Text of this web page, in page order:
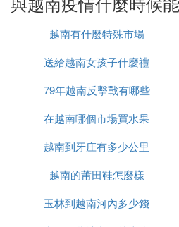
旅客需要進行病毒檢測，同時
措施。這些限制是為了控制
同時也是對旅客及當地居民
1 可能需要隔離。
從海外入境的人員有隔離要
根據越南政府的規定，從河
但具體情況可能還需要根據
化而定。
3 如果你計劃前往越南，需要
疫措施，並按照要求做好准
越南有什麼特殊市場
送給越南女孩子什麼禮
物
79年越南反擊戰有哪些
人
在越南哪個市場買水果
最便宜
越南到牙庄有多少公里
越南的莆田鞋怎麼樣
玉林到越南河內多少錢